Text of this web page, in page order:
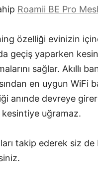
Roamii BE Pro
özelliği evinizin
geçiş yaparken
sağlar. Akıllı
en uygun
anınde devreye
uğramaz.
takip ederek siz